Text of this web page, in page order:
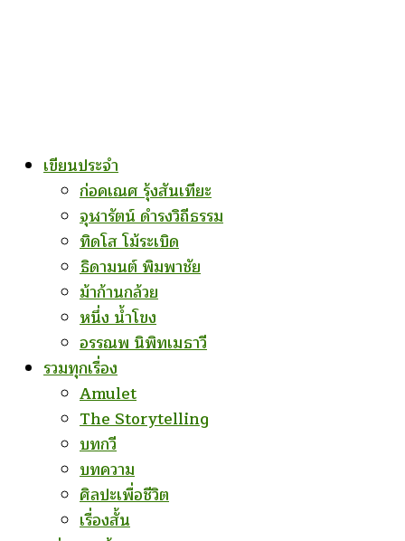
เขียนประจำ
ก่อคเณศ รุ้งสันเทียะ
จุฬารัตน์ ดำรงวิถีธรรม
ทิดโส โม้ระเบิด
ธิดามนต์ พิมพาชัย
ม้าก้านกล้วย
หนึ่ง น้ำโขง
อรรณพ นิพิทเมธาวี
รวมทุกเรื่อง
Amulet
The Storytelling
บทกวี
บทความ
ศิลปะเพื่อชีวิต
เรื่องสั้น